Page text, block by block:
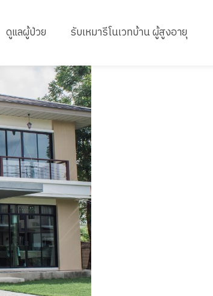
ดูแลผู้ป่วย รับเหมารีโนเวทบ้าน ผู้สูงอายุ